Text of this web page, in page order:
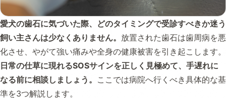
愛犬の歯石に気づいた際、どのタイミングで受診すべきか迷う
飼い主さんは少なくありません。 放置された歯石は歯周病を悪
化させ、やがて強い痛みや全身の健康被害を引き起こします。
日常の仕草に現れるSOSサインを正しく見極めて、手遅れに
なる前に相談しましょう。 ここでは病院へ行くべき具体的な基
準を3つ解説します。